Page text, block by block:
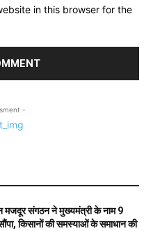
in this browser for the
-
मजदूर संगठन ने मुख्यमंत्री के नाम 9
किसानों की समस्याओं के समाधान की